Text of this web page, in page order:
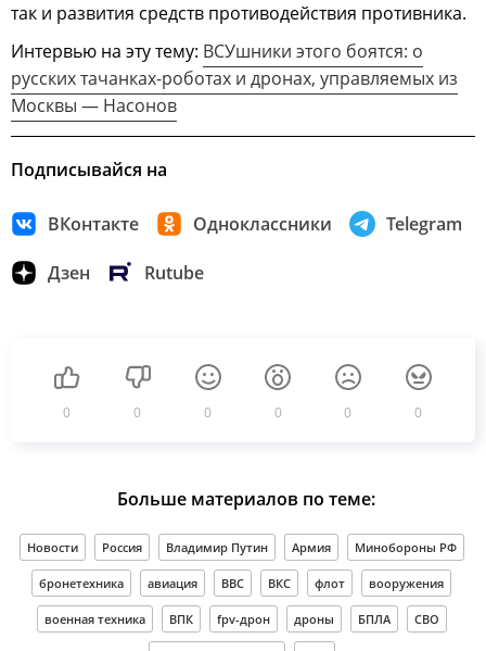
так и развития средств противодействия противника.
Интервью на эту тему: ВСУшники этого боятся: о
русских тачанках-роботах и дронах, управляемых из
Москвы — Насонов
Подписывайся на
ВКонтакте Одноклассники Telegram
Дзен Rutube
0 0 0 0 0 0
Больше материалов по теме:
Новости Россия Владимир Путин Армия Минобороны РФ
бронетехника авиация ВВС ВКС флот вооружения
военная техника ВПК fpv-дрон дроны БПЛА СВО